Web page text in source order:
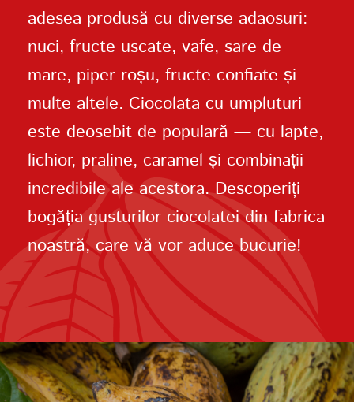
adesea produsă cu diverse adaosuri:
nuci, fructe uscate, vafe, sare de
mare, piper roșu, fructe confiate și
multe altele. Ciocolata cu umpluturi
este deosebit de populară — cu lapte,
lichior, praline, caramel și combinații
incredibile ale acestora. Descoperiți
bogăția gusturilor ciocolatei din fabrica
noastră, care vă vor aduce bucurie!